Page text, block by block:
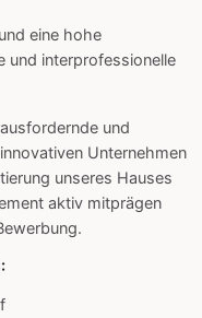
eine hohe
und interprofessionelle
und
Unternehmen
unseres Hauses
aktiv mitprägen